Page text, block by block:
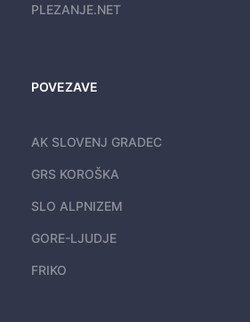
PLEZANJE.NET
POVEZAVE
AK SLOVENJ GRADEC
GRS KOROŠKA
SLO ALPNIZEM
GORE-LJUDJE
FRIKO